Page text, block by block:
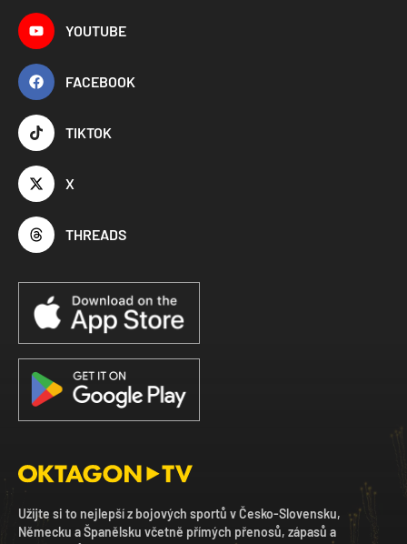
YOUTUBE
FACEBOOK
TIKTOK
X
THREADS
Užijte si to nejlepší z bojových sportů v Česko-Slovensku,
Německu a Španělsku včetně přímých přenosů, zápasů a